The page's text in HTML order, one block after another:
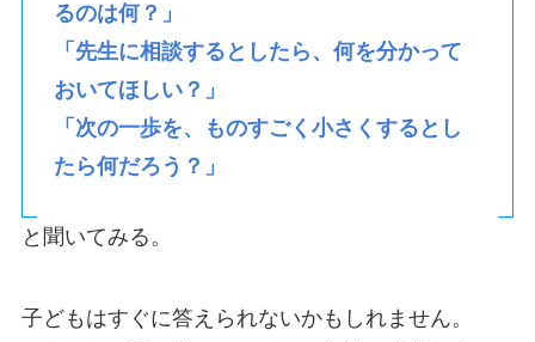
るのは何？」
「先生に相談するとしたら、何を分かって
おいてほしい？」
「次の一歩を、ものすごく小さくするとし
たら何だろう？」
と聞いてみる。
子どもはすぐに答えられないかもしれません。